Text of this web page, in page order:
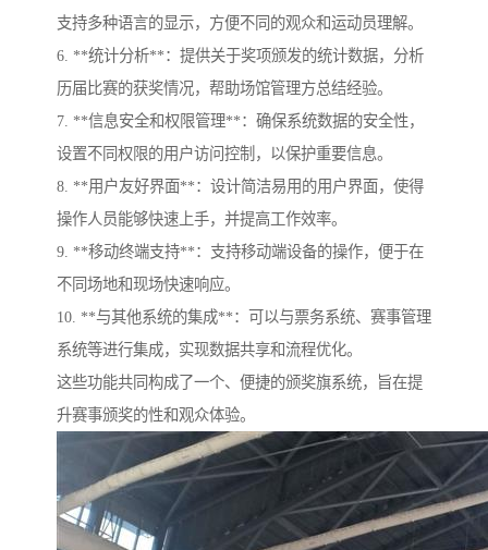
支持多种语言的显示，方便不同的观众和运动员理解。
6. **统计分析**：提供关于奖项颁发的统计数据，分析
历届比赛的获奖情况，帮助场馆管理方总结经验。
7. **信息安全和权限管理**：确保系统数据的安全性，
设置不同权限的用户访问控制，以保护重要信息。
8. **用户友好界面**：设计简洁易用的用户界面，使得
操作人员能够快速上手，并提高工作效率。
9. **移动终端支持**：支持移动端设备的操作，便于在
不同场地和现场快速响应。
10. **与其他系统的集成**：可以与票务系统、赛事管理
系统等进行集成，实现数据共享和流程优化。
这些功能共同构成了一个、便捷的颁奖旗系统，旨在提
升赛事颁奖的性和观众体验。